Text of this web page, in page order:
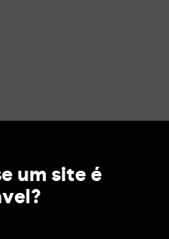
um site é